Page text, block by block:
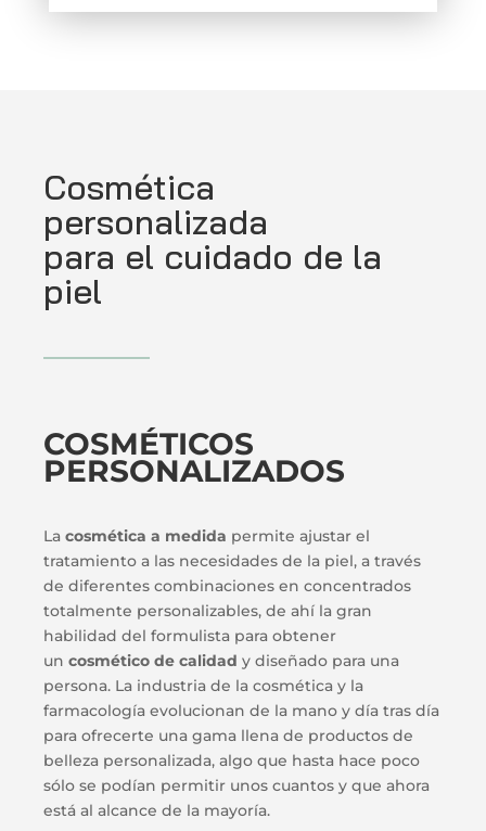
Cosmética
personalizada
para el cuidado de la
piel
COSMÉTICOS
PERSONALIZADOS
La cosmética a medida permite ajustar el
tratamiento a las necesidades de la piel, a través
de diferentes combinaciones en concentrados
totalmente personalizables, de ahí la gran
habilidad del formulista para obtener
un cosmético de calidad y diseñado para una
persona. La industria de la cosmética y la
farmacología evolucionan de la mano y día tras día
para ofrecerte una gama llena de productos de
belleza personalizada, algo que hasta hace poco
sólo se podían permitir unos cuantos y que ahora
está al alcance de la mayoría.